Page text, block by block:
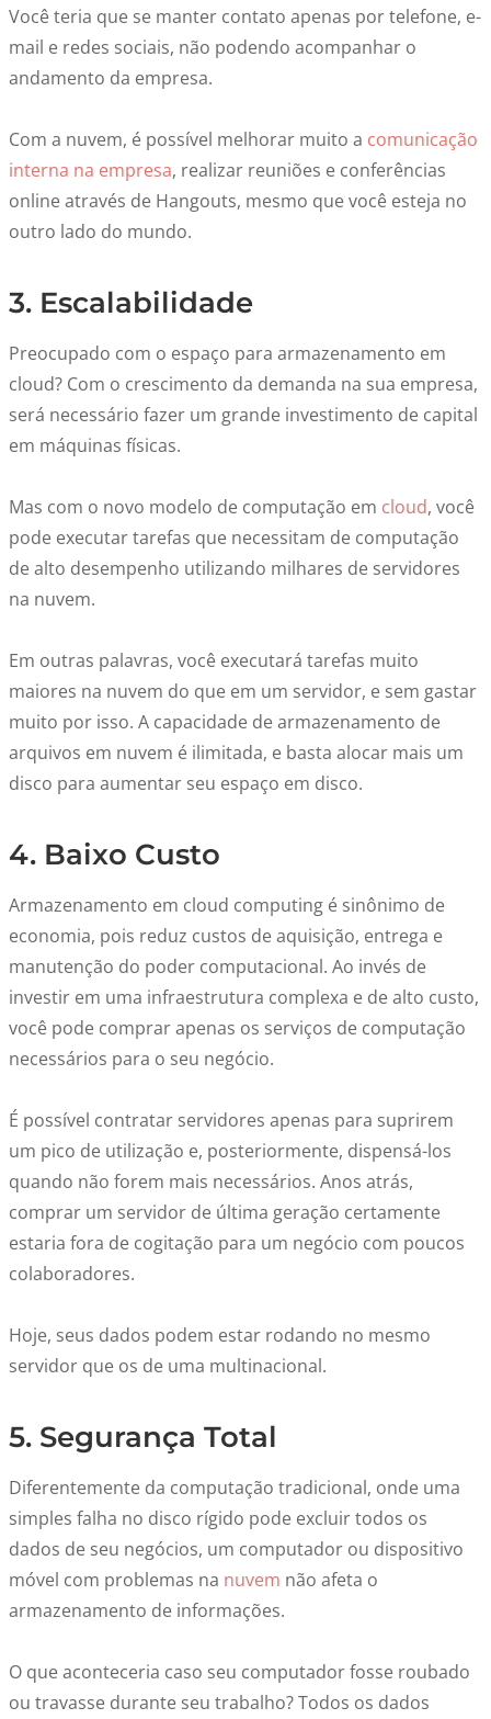
Você teria que se manter contato apenas por telefone, e-
mail e redes sociais, não podendo acompanhar o
andamento da empresa.
Com a nuvem, é possível melhorar muito a comunicação
interna na empresa, realizar reuniões e conferências
online através de Hangouts, mesmo que você esteja no
outro lado do mundo.
3. Escalabilidade
Preocupado com o espaço para armazenamento em
cloud? Com o crescimento da demanda na sua empresa,
será necessário fazer um grande investimento de capital
em máquinas físicas.
Mas com o novo modelo de computação em cloud, você
pode executar tarefas que necessitam de computação
de alto desempenho utilizando milhares de servidores
na nuvem.
Em outras palavras, você executará tarefas muito
maiores na nuvem do que em um servidor, e sem gastar
muito por isso. A capacidade de armazenamento de
arquivos em nuvem é ilimitada, e basta alocar mais um
disco para aumentar seu espaço em disco.
4. Baixo Custo
Armazenamento em cloud computing é sinônimo de
economia, pois reduz custos de aquisição, entrega e
manutenção do poder computacional. Ao invés de
investir em uma infraestrutura complexa e de alto custo,
você pode comprar apenas os serviços de computação
necessários para o seu negócio.
É possível contratar servidores apenas para suprirem
um pico de utilização e, posteriormente, dispensá-los
quando não forem mais necessários. Anos atrás,
comprar um servidor de última geração certamente
estaria fora de cogitação para um negócio com poucos
colaboradores.
Hoje, seus dados podem estar rodando no mesmo
servidor que os de uma multinacional.
5. Segurança Total
Diferentemente da computação tradicional, onde uma
simples falha no disco rígido pode excluir todos os
dados de seu negócios, um computador ou dispositivo
móvel com problemas na nuvem não afeta o
armazenamento de informações.
O que aconteceria caso seu computador fosse roubado
ou travasse durante seu trabalho? Todos os dados